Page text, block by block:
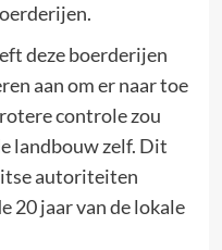
deze boerderijen
aan om er naar toe
controle zou
landbouw zelf. Dit
autoriteiten
20 jaar van de lokale